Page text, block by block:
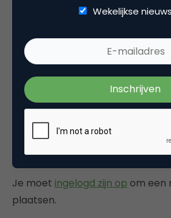
online video
Plaats reactie
Je moet ingelogd zijn op om een
plaatsen.
Wekelijkse